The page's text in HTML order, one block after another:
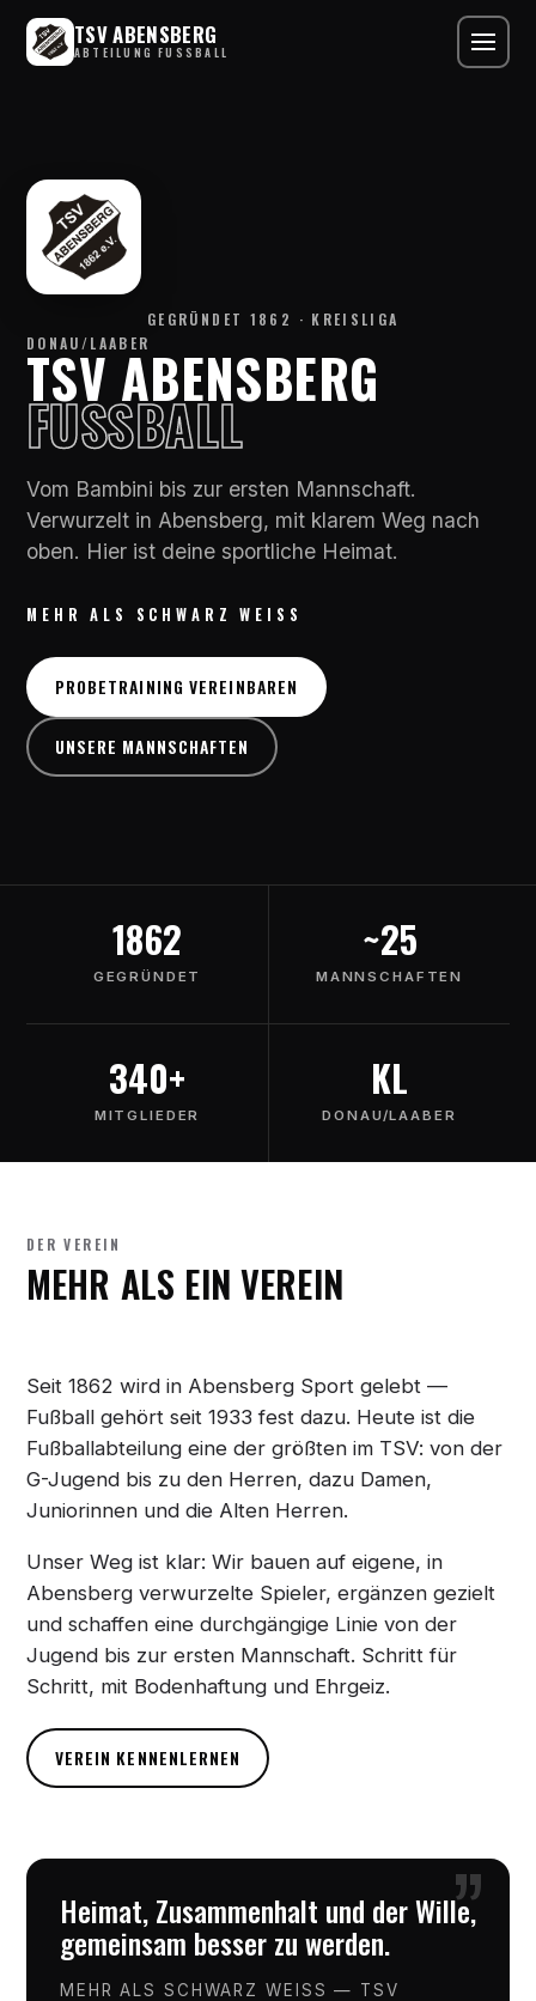
TSV ABENSBERG
ABTEILUNG FUSSBALL
GEGRÜNDET 1862 · KREISLIGA
DONAU/LAABER
TSV ABENSBERG
FUSSBALL
Vom Bambini bis zur ersten Mannschaft.
Verwurzelt in Abensberg, mit klarem Weg nach
oben. Hier ist deine sportliche Heimat.
MEHR ALS SCHWARZ WEISS
PROBETRAINING VEREINBAREN
UNSERE MANNSCHAFTEN
1862
GEGRÜNDET
~25
MANNSCHAFTEN
340+
MITGLIEDER
KL
DONAU/LAABER
DER VEREIN
MEHR ALS EIN VEREIN
Seit 1862 wird in Abensberg Sport gelebt —
Fußball gehört seit 1933 fest dazu. Heute ist die
Fußballabteilung eine der größten im TSV: von der
G-Jugend bis zu den Herren, dazu Damen,
Juniorinnen und die Alten Herren.
Unser Weg ist klar: Wir bauen auf eigene, in
Abensberg verwurzelte Spieler, ergänzen gezielt
und schaffen eine durchgängige Linie von der
Jugend bis zur ersten Mannschaft. Schritt für
Schritt, mit Bodenhaftung und Ehrgeiz.
VEREIN KENNENLERNEN
”
Heimat, Zusammenhalt und der Wille,
gemeinsam besser zu werden.
MEHR ALS SCHWARZ WEISS — TSV